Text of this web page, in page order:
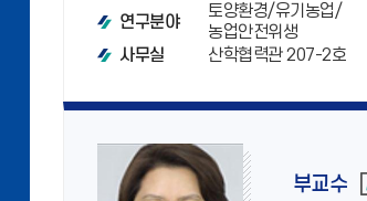
연구분야
토양환경/유기농업/
농업안전위생
사무실
산학협력관 207-2호
부교수